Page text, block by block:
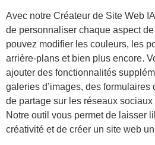
Avec notre Créateur de Site Web
de personnaliser chaque aspect
pouvez modifier les couleurs, les
arrière-plans et bien plus encore.
ajouter des fonctionnalités
galeries d’images, des formulaires
de partage sur les réseaux sociaux
Notre outil vous permet de laisser
créativité et de créer un site web